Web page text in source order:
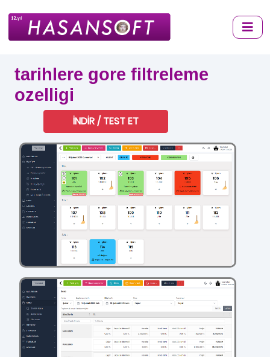
tarihlere gore filtreleme
ozelligi
İNDİR / TEST ET